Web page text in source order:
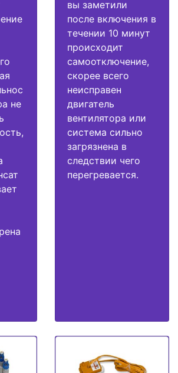
не
вы заметили
после включения в
течении 10 минут
происходит
самоотключение,
скорее всего
неисправен
двигатель
вентилятора или
система сильно
загрязнена в
следствии чего
перегревается.